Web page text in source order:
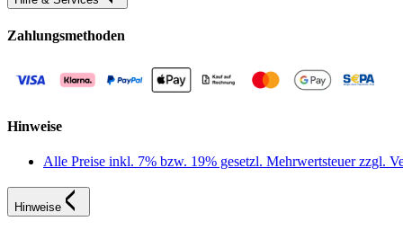
Zahlungsmethoden
Hinweise
Alle Preise inkl. 7% bzw. 19% gesetzl. Mehrwertsteuer zzgl.
Hinweise